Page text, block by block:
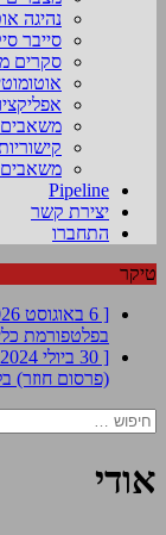
נהיגה
סייבר
סקרים
משאבים
משאבים
Pipeline
יצירת קשר
התחברו
טיקר
[ 6 באוגוסט 2026 ]
בפלטפורמת
[ 30 ביולי 2024 ]
(פרסום חוזר)
חיפוש:
אודי